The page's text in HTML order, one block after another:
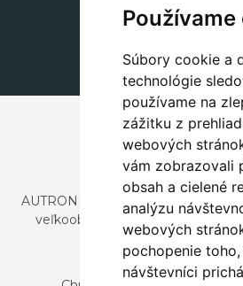
Súbory cookie a
technológie
používame na
zážitku z
webových
vám zobrazovali
obsah a cielené
analýzu
webových
pochopenie
návštevníci
+420 311 604
AUTRONIC, s.r.o. je spoločnosť
veľkoobchodným predajom
nábytku a
Česká